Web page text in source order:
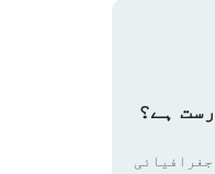
ہے؟
جغرافیائی